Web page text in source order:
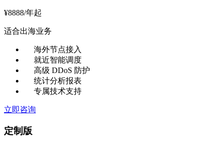
¥8888/年起
适合出海业务
海外节点接入
就近智能调度
高级 DDoS 防护
统计分析报表
专属技术支持
立即咨询
定制版